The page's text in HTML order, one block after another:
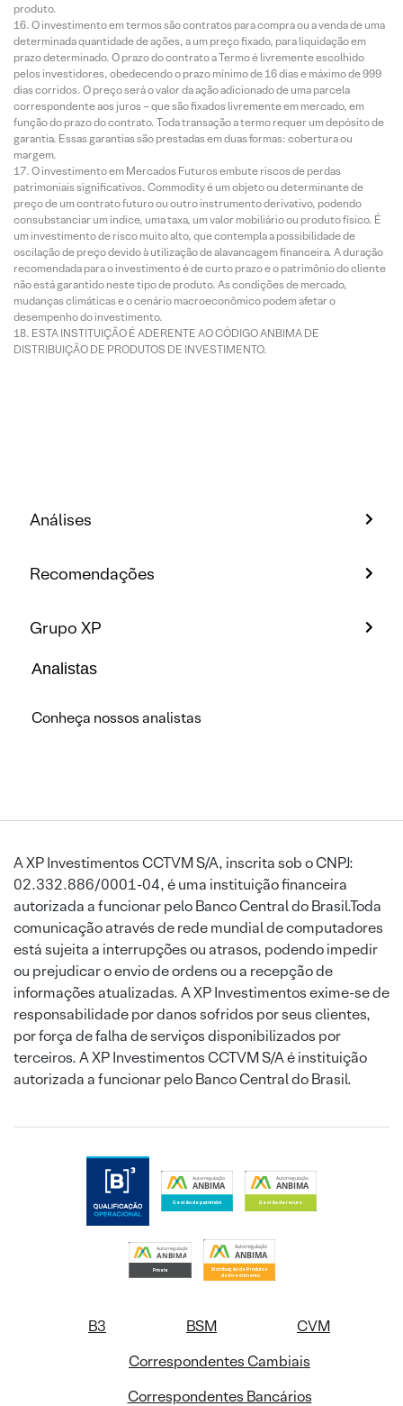
produto.
O investimento em termos são contratos para compra ou a venda de uma
determinada quantidade de ações, a um preço fixado, para liquidação em
prazo determinado. O prazo do contrato a Termo é livremente escolhido
pelos investidores, obedecendo o prazo mínimo de 16 dias e máximo de 999
dias corridos. O preço será o valor da ação adicionado de uma parcela
correspondente aos juros – que são fixados livremente em mercado, em
função do prazo do contrato. Toda transação a termo requer um depósito de
garantia. Essas garantias são prestadas em duas formas: cobertura ou
margem.
O investimento em Mercados Futuros embute riscos de perdas
patrimoniais significativos. Commodity é um objeto ou determinante de
preço de um contrato futuro ou outro instrumento derivativo, podendo
consubstanciar um índice, uma taxa, um valor mobiliário ou produto físico. É
um investimento de risco muito alto, que contempla a possibilidade de
oscilação de preço devido à utilização de alavancagem financeira. A duração
recomendada para o investimento é de curto prazo e o patrimônio do cliente
não está garantido neste tipo de produto. As condições de mercado,
mudanças climáticas e o cenário macroeconômico podem afetar o
desempenho do investimento.
ESTA INSTITUIÇÃO É ADERENTE AO CÓDIGO ANBIMA DE
DISTRIBUIÇÃO DE PRODUTOS DE INVESTIMENTO.
Análises
Recomendações
Grupo XP
Analistas
Conheça nossos analistas
A XP Investimentos CCTVM S/A, inscrita sob o CNPJ:
02.332.886/0001-04, é uma instituição financeira
autorizada a funcionar pelo Banco Central do Brasil.Toda
comunicação através de rede mundial de computadores
está sujeita a interrupções ou atrasos, podendo impedir
ou prejudicar o envio de ordens ou a recepção de
informações atualizadas. A XP Investimentos exime-se de
responsabilidade por danos sofridos por seus clientes,
por força de falha de serviços disponibilizados por
terceiros. A XP Investimentos CCTVM S/A é instituição
autorizada a funcionar pelo Banco Central do Brasil.
B3 BSM
CVM
Correspondentes Cambiais
Correspondentes Bancários